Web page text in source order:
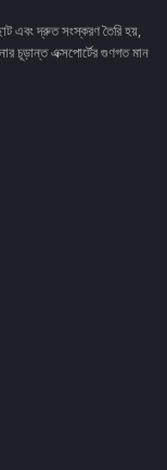
এবং দ্রুত সংস্করণ তৈরি হয়,
চূড়ান্ত এক্সপোর্টের গুণগত মান